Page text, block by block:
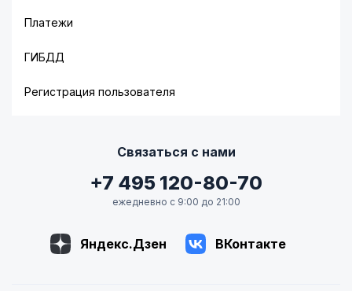
Платежи
ГИБДД
Регистрация пользователя
Связаться с нами
+7 495 120-80-70
ежедневно с 9:00 до 21:00
Яндекс.Дзен ВКонтакте